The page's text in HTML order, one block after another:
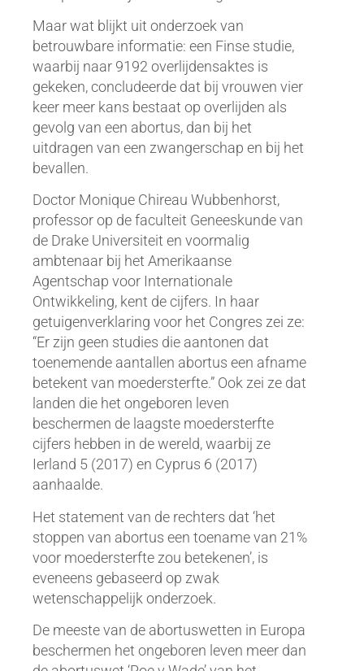
Maar wat blijkt uit onderzoek van
betrouwbare informatie: een Finse studie,
waarbij naar 9192 overlijdensaktes is
gekeken, concludeerde dat bij vrouwen vier
keer meer kans bestaat op overlijden als
gevolg van een abortus, dan bij het
uitdragen van een zwangerschap en bij het
bevallen.
Doctor Monique Chireau Wubbenhorst,
professor op de faculteit Geneeskunde van
de Drake Universiteit en voormalig
ambtenaar bij het Amerikaanse
Agentschap voor Internationale
Ontwikkeling, kent de cijfers. In haar
getuigenverklaring voor het Congres zei ze:
“Er zijn geen studies die aantonen dat
toenemende aantallen abortus een afname
betekent van moedersterfte.” Ook zei ze dat
landen die het ongeboren leven
beschermen de laagste moedersterfte
cijfers hebben in de wereld, waarbij ze
Ierland 5 (2017) en Cyprus 6 (2017)
aanhaalde.
Het statement van de rechters dat ‘het
stoppen van abortus een toename van 21%
voor moedersterfte zou betekenen’, is
eveneens gebaseerd op zwak
wetenschappelijk onderzoek.
De meeste van de abortuswetten in Europa
beschermen het ongeboren leven meer dan